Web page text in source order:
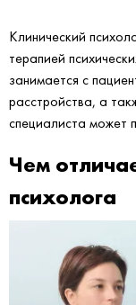
Клинический
терапией
занимается с
расстройства, а
специалиста может
Чем
психолога